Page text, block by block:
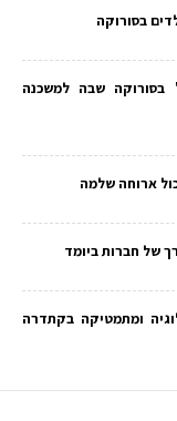
בסורוקה
בסורוקה שבה למשכנה
ארוחה שלמה
ומתמטיקה בקתדרה